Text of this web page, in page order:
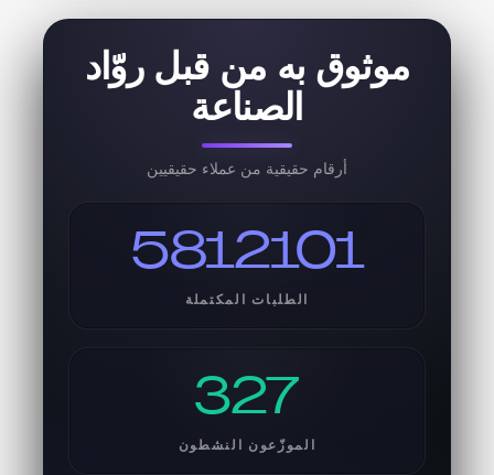
موثوق به من قبل روّاد
الصناعة
أرقام حقيقية من عملاء حقيقيين
5812101
الطلبات المكتملة
327
الموزّعون النشطون